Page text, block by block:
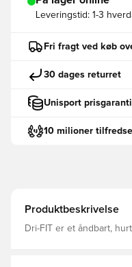
Leveringstid: 1-3
Fri fragt ved køb
30 dages returret
Unisport prisgaranti
10 milioner
Produktbeskrivelse
Dri-FIT er et åndbart,